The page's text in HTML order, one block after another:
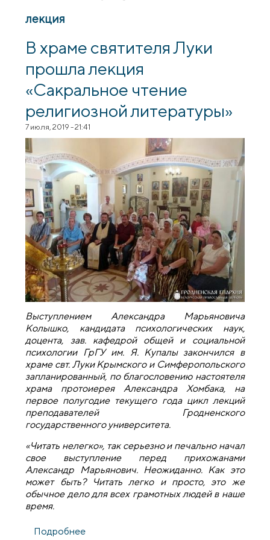
лекция
В храме святителя Луки
прошла лекция
«Сакральное чтение
религиозной литературы»
7 июля, 2019 - 21:41
Выступлением Александра Марьяновича
Колышко, кандидата психологических наук,
доцента, зав. кафедрой общей и социальной
психологии ГрГУ им. Я. Купалы закончился в
храме свт. Луки Крымского и Симферопольского
запланированный, по благословению настоятеля
храма протоиерея Александра Хомбака, на
первое полугодие текущего года цикл лекций
преподавателей Гродненского
государственного университета.
«Читать нелегко», так серьезно и печально начал
свое выступление перед прихожанами
Александр Марьянович. Неожиданно. Как это
может быть? Читать легко и просто, это же
обычное дело для всех грамотных людей в наше
время.
Подробнее